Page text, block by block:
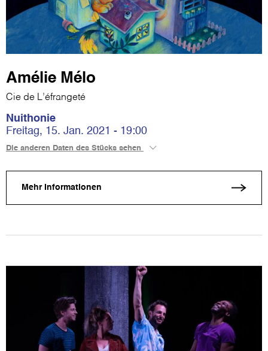
Amélie Mélo
Cie de L’éfrangeté
Nuithonie
Freitag, 15. Jan. 2021 - 19:00
Die anderen Daten des Stücks sehen
Mehr Informationen